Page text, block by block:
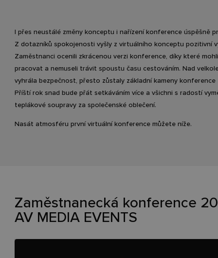
I přes neustálé změny konceptu i nařízení konference úspěšně
Z dotazníků spokojenosti vyšly z virtuálního konceptu pozitivní
Zaměstnanci ocenili zkrácenou verzi konference, díky které
pracovat a nemuseli trávit spoustu času cestováním. Nad
vyhrála bezpečnost, přesto zůstaly základní kameny konference
Příští rok snad bude přát setkáváním více a všichni s radostí
teplákové soupravy za společenské oblečení.
Nasát atmosféru první virtuální konference můžete níže.
Zaměstnanecká konference
AV MEDIA EVENTS